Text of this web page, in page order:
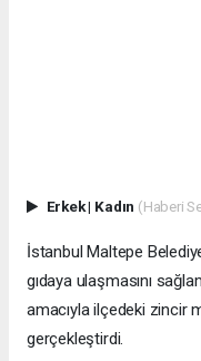
Erkek| Kadın (Haberi
İstanbul Maltepe
gıdaya ulaşmasını
amacıyla ilçedeki zincir
gerçekleştirdi.